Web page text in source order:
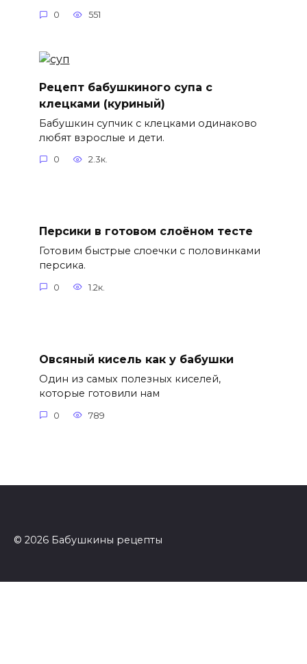
0 551
Рецепт бабушкиного супа с
клецками (куриный)
Бабушкин супчик с клецками одинаково
любят взрослые и дети.
0 2.3к.
Персики в готовом слоёном тесте
Готовим быстрые слоечки с половинками
персика.
0 1.2к.
Овсяный кисель как у бабушки
Один из самых полезных киселей,
которые готовили нам
0 789
© 2026 Бабушкины рецепты